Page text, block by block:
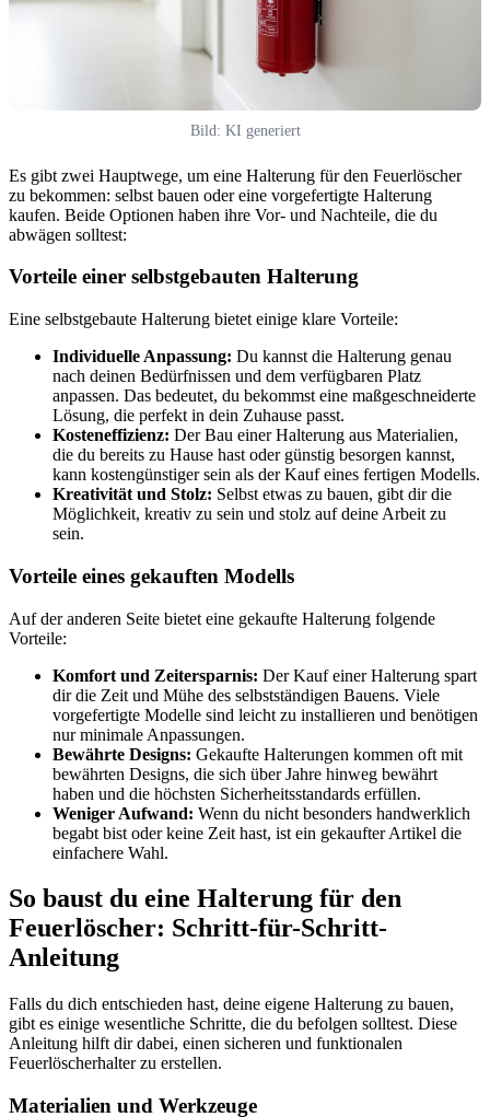
Bild: KI generiert
Es gibt zwei Hauptwege, um eine Halterung für den Feuerlöscher
zu bekommen: selbst bauen oder eine vorgefertigte Halterung
kaufen. Beide Optionen haben ihre Vor- und Nachteile, die du
abwägen solltest:
Vorteile einer selbstgebauten Halterung
Eine selbstgebaute Halterung bietet einige klare Vorteile:
Individuelle Anpassung: Du kannst die Halterung genau
nach deinen Bedürfnissen und dem verfügbaren Platz
anpassen. Das bedeutet, du bekommst eine maßgeschneiderte
Lösung, die perfekt in dein Zuhause passt.
Kosteneffizienz: Der Bau einer Halterung aus Materialien,
die du bereits zu Hause hast oder günstig besorgen kannst,
kann kostengünstiger sein als der Kauf eines fertigen Modells.
Kreativität und Stolz: Selbst etwas zu bauen, gibt dir die
Möglichkeit, kreativ zu sein und stolz auf deine Arbeit zu
sein.
Vorteile eines gekauften Modells
Auf der anderen Seite bietet eine gekaufte Halterung folgende
Vorteile:
Komfort und Zeitersparnis: Der Kauf einer Halterung spart
dir die Zeit und Mühe des selbstständigen Bauens. Viele
vorgefertigte Modelle sind leicht zu installieren und benötigen
nur minimale Anpassungen.
Bewährte Designs: Gekaufte Halterungen kommen oft mit
bewährten Designs, die sich über Jahre hinweg bewährt
haben und die höchsten Sicherheitsstandards erfüllen.
Weniger Aufwand: Wenn du nicht besonders handwerklich
begabt bist oder keine Zeit hast, ist ein gekaufter Artikel die
einfachere Wahl.
So baust du eine Halterung für den
Feuerlöscher: Schritt-für-Schritt-
Anleitung
Falls du dich entschieden hast, deine eigene Halterung zu bauen,
gibt es einige wesentliche Schritte, die du befolgen solltest. Diese
Anleitung hilft dir dabei, einen sicheren und funktionalen
Feuerlöscherhalter zu erstellen.
Materialien und Werkzeuge